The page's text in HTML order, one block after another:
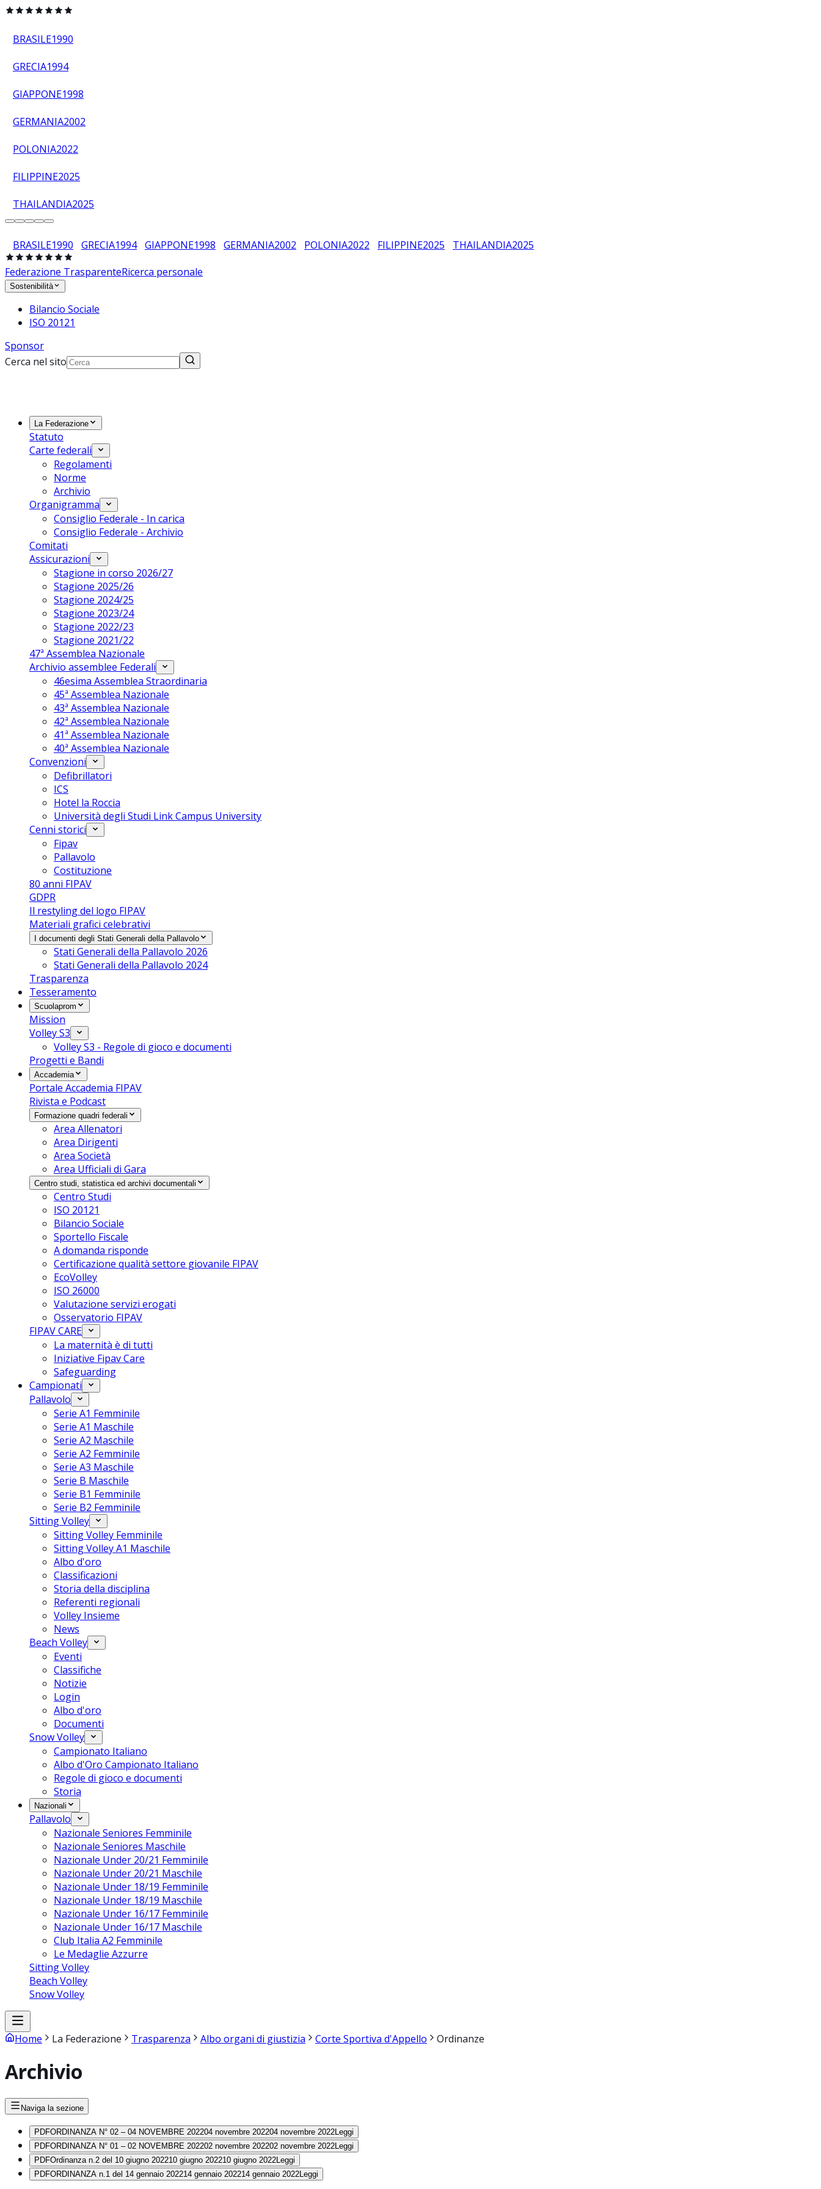
BRASILE1990
GRECIA1994
GIAPPONE1998
GERMANIA2002
POLONIA2022
FILIPPINE2025
THAILANDIA2025
BRASILE1990 GRECIA1994 GIAPPONE1998 GERMANIA2002 POLONIA2022 FILIPPINE2025 THAILANDIA2025
Federazione TrasparenteRicerca personale
Sostenibilità
Bilancio Sociale
ISO 20121
Sponsor
Cerca nel sito
La Federazione
Statuto
Carte federali
Regolamenti
Norme
Archivio
Organigramma
Consiglio Federale - In carica
Consiglio Federale - Archivio
Comitati
Assicurazioni
Stagione in corso 2026/27
Stagione 2025/26
Stagione 2024/25
Stagione 2023/24
Stagione 2022/23
Stagione 2021/22
47ª Assemblea Nazionale
Archivio assemblee Federali
46esima Assemblea Straordinaria
45ª Assemblea Nazionale
43ª Assemblea Nazionale
42ª Assemblea Nazionale
41ª Assemblea Nazionale
40ª Assemblea Nazionale
Convenzioni
Defibrillatori
ICS
Hotel la Roccia
Università degli Studi Link Campus University
Cenni storici
Fipav
Pallavolo
Costituzione
80 anni FIPAV
GDPR
Il restyling del logo FIPAV
Materiali grafici celebrativi
I documenti degli Stati Generali della Pallavolo
Stati Generali della Pallavolo 2026
Stati Generali della Pallavolo 2024
Trasparenza
Tesseramento
Scuolaprom
Mission
Volley S3
Volley S3 - Regole di gioco e documenti
Progetti e Bandi
Accademia
Portale Accademia FIPAV
Rivista e Podcast
Formazione quadri federali
Area Allenatori
Area Dirigenti
Area Società
Area Ufficiali di Gara
Centro studi, statistica ed archivi documentali
Centro Studi
ISO 20121
Bilancio Sociale
Sportello Fiscale
A domanda risponde
Certificazione qualità settore giovanile FIPAV
EcoVolley
ISO 26000
Valutazione servizi erogati
Osservatorio FIPAV
FIPAV CARE
La maternità è di tutti
Iniziative Fipav Care
Safeguarding
Campionati
Pallavolo
Serie A1 Femminile
Serie A1 Maschile
Serie A2 Maschile
Serie A2 Femminile
Serie A3 Maschile
Serie B Maschile
Serie B1 Femminile
Serie B2 Femminile
Sitting Volley
Sitting Volley Femminile
Sitting Volley A1 Maschile
Albo d'oro
Classificazioni
Storia della disciplina
Referenti regionali
Volley Insieme
News
Beach Volley
Eventi
Classifiche
Notizie
Login
Albo d'oro
Documenti
Snow Volley
Campionato Italiano
Albo d'Oro Campionato Italiano
Regole di gioco e documenti
Storia
Nazionali
Pallavolo
Nazionale Seniores Femminile
Nazionale Seniores Maschile
Nazionale Under 20/21 Femminile
Nazionale Under 20/21 Maschile
Nazionale Under 18/19 Femminile
Nazionale Under 18/19 Maschile
Nazionale Under 16/17 Femminile
Nazionale Under 16/17 Maschile
Club Italia A2 Femminile
Le Medaglie Azzurre
Sitting Volley
Beach Volley
Snow Volley
Home La Federazione Trasparenza Albo organi di giustizia Corte Sportiva d'Appello Ordinanze
Archivio
Naviga la sezione
PDFORDINANZA N° 02 – 04 NOVEMBRE 202204 novembre 202204 novembre 2022 Leggi
PDFORDINANZA N° 01 – 02 NOVEMBRE 202202 novembre 202202 novembre 2022 Leggi
PDFOrdinanza n.2 del 10 giugno 202210 giugno 202210 giugno 2022 Leggi
PDFORDINANZA n.1 del 14 gennaio 202214 gennaio 202214 gennaio 2022 Leggi